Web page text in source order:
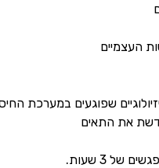
העצמיים
שפוגעים במערכת החיסון
את התאים
של 3 שעות.